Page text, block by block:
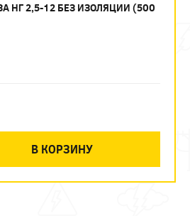
НГ 2,5-12 БЕЗ ИЗОЛЯЦИИ (500
В КОРЗИНУ